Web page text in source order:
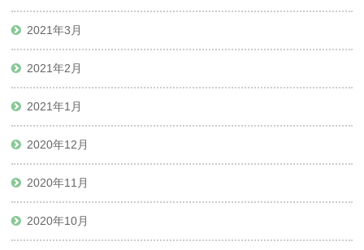
2021年3月
2021年2月
2021年1月
2020年12月
2020年11月
2020年10月